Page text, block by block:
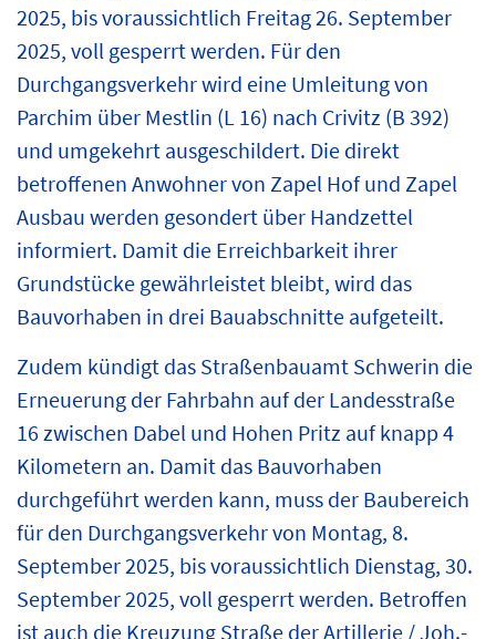
2025, bis voraussichtlich Freitag 26. September
2025, voll gesperrt werden. Für den
Durchgangsverkehr wird eine Umleitung von
Parchim über Mestlin (L 16) nach Crivitz (B 392)
und umgekehrt ausgeschildert. Die direkt
betroffenen Anwohner von Zapel Hof und Zapel
Ausbau werden gesondert über Handzettel
informiert. Damit die Erreichbarkeit ihrer
Grundstücke gewährleistet bleibt, wird das
Bauvorhaben in drei Bauabschnitte aufgeteilt.
Zudem kündigt das Straßenbauamt Schwerin die
Erneuerung der Fahrbahn auf der Landesstraße
16 zwischen Dabel und Hohen Pritz auf knapp 4
Kilometern an. Damit das Bauvorhaben
durchgeführt werden kann, muss der Baubereich
für den Durchgangsverkehr von Montag, 8.
September 2025, bis voraussichtlich Dienstag, 30.
September 2025, voll gesperrt werden. Betroffen
ist auch die Kreuzung Straße der Artillerie / Joh.-